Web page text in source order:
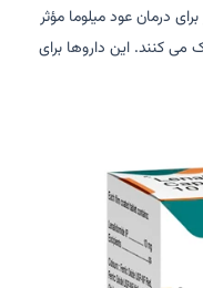
درمان عود میلوما مؤثر
کنند. این داروها برای